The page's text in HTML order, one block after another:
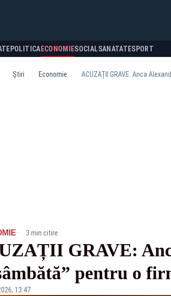
POLITICA ECONOMIESOCIALSANATATESPORT
Știri Economie ACUZAȚII GRAVE: Anca
· 3 min citire
GRAVE:
pentru o
13:47